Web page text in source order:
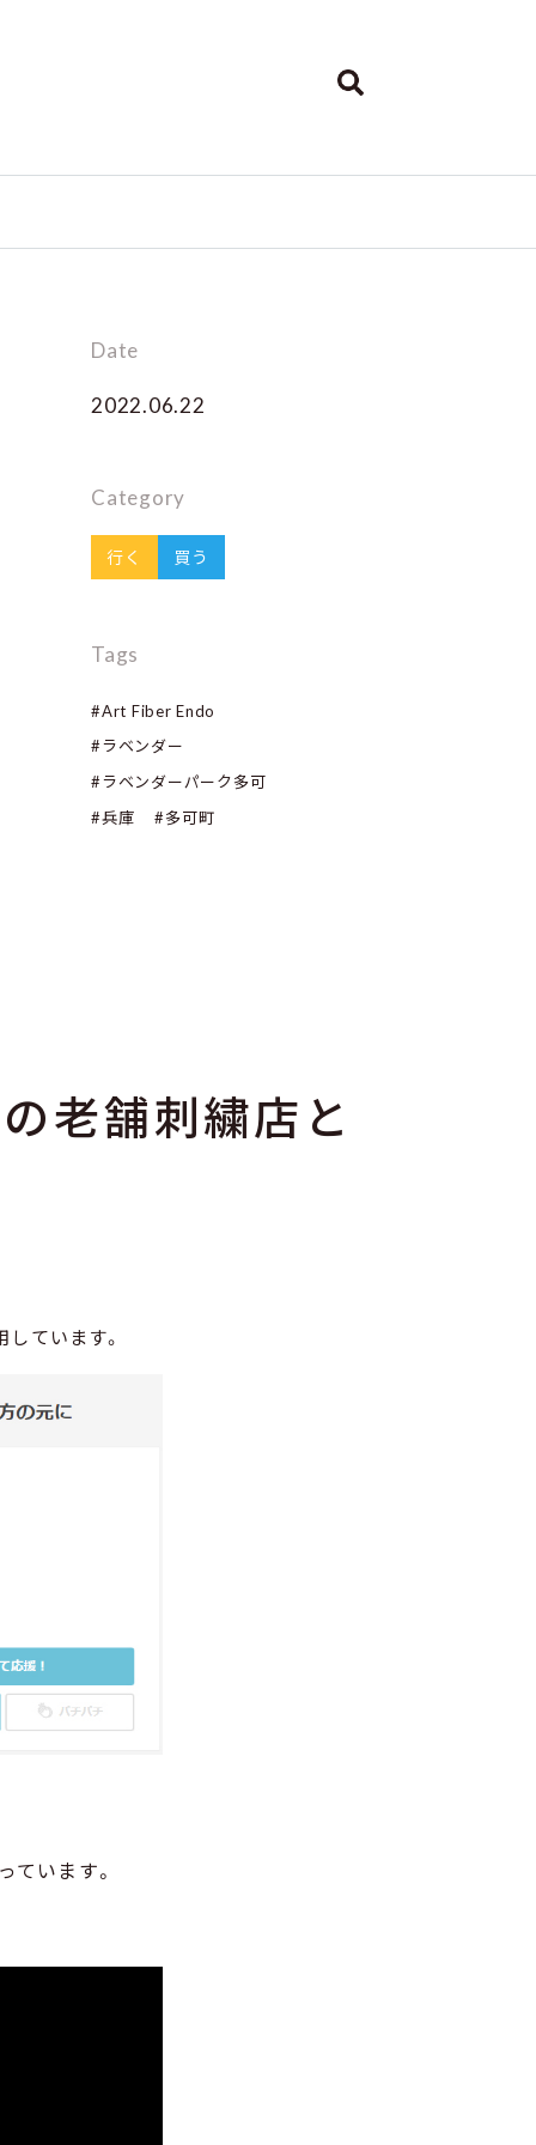
Date
2022.06.22
Category
行く 買う
Tags
#Art Fiber Endo
#ラベンダー
#ラベンダーパーク多可
#兵庫
#多可町
老舗刺繍店と
ています。
ています。